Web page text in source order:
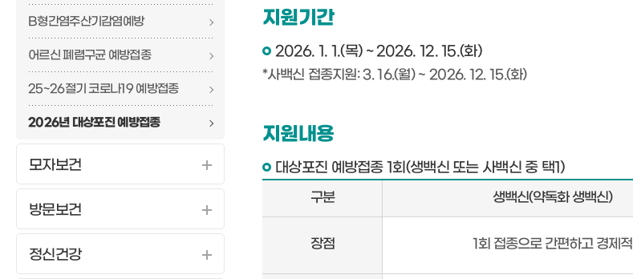
B형간염주산기감염예방
어르신 폐렴구균 예방접종
25~26절기 코로나19 예방접종
2026년 대상포진 예방접종
모자보건
방문보건
정신건강
지원기간
2026. 1. 1.(목) ~ 2026. 12. 15.(화)
*사백신 접종지원: 3. 16.(월) ~ 2026. 12. 15.(화)
지원내용
대상포진 예방접종 1회(생백신 또는 사백신 중 택1)
상
구분 생백신(약독화 생백신)
장점 1회 접종으로 간편하고 경제적